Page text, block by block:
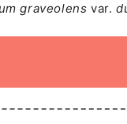
graveolens var.